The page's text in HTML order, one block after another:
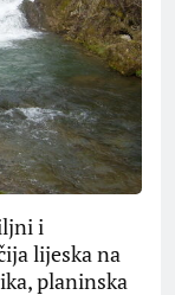
i
lijeska na
planinska